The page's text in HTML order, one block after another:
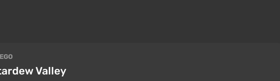
Valley